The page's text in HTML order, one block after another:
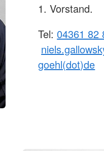
1. Vorstand.
Tel: 04361 82
goehl(dot)de